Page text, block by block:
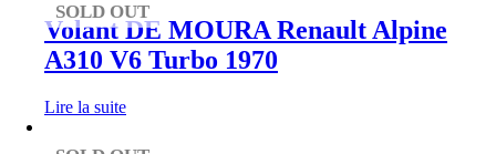
SOLD OUT
Volant DE MOURA Renault Alpine
A310 V6 Turbo 1970
Lire la suite